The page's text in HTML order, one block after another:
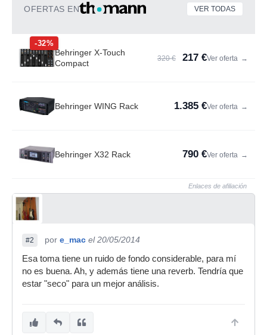
OFERTAS EN VER TODAS
-32%
Behringer X-Touch
Compact
320 € 217 €Ver oferta →
Behringer WING Rack 1.385 €Ver oferta →
Behringer X32 Rack 790 €Ver oferta →
Enlaces de afiliación
#2 por e_mac el 20/05/2014
Esa toma tiene un ruido de fondo considerable, para mí
no es buena. Ah, y además tiene una reverb. Tendría que
estar "seco" para un mejor análisis.